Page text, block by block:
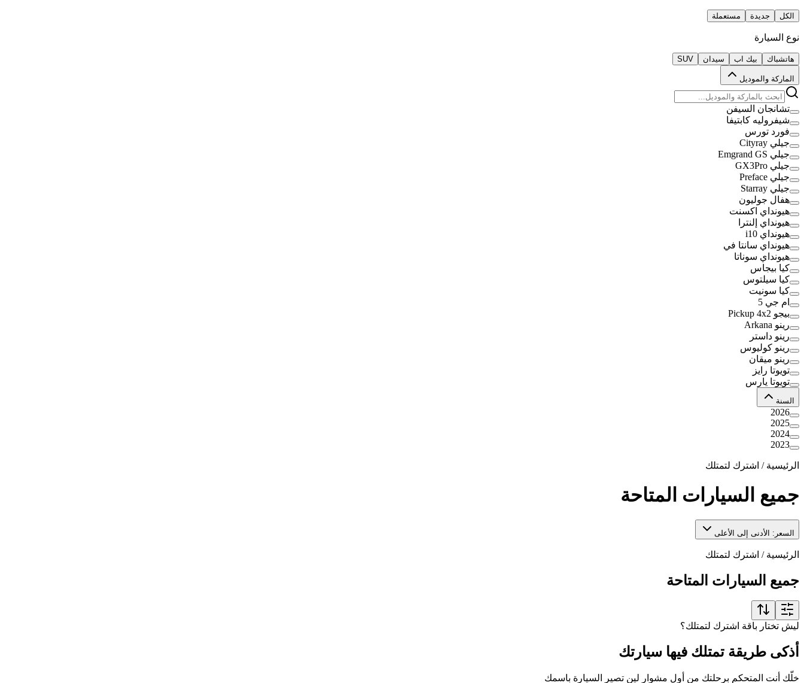
الكل جديدة مستعملة
نوع السيارة
هاتشباك بيك اب سيدان SUV
الماركة والموديل
تشانجان السيفن
شيفروليه كابتيفا
فورد تورس
جيلي Cityray
جيلي Emgrand GS
جيلي GX3Pro
جيلي Preface
جيلي Starray
هفال جوليون
هيونداي اكسنت
هيونداي إلنترا
هيونداي i10
هيونداي سانتا في
هيونداي سوناتا
كيا بيجاس
كيا سيلتوس
كيا سونيت
ام جي 5
بيجو Pickup 4x2
رينو Arkana
رينو داستر
رينو كوليوس
رينو ميقان
تويوتا رايز
تويوتا يارس
السنة
2026
2025
2024
2023
الرئيسية / اشترك لتمتلك
جميع السيارات المتاحة
السعر: الأدنى إلى الأعلى
الرئيسية / اشترك لتمتلك
جميع السيارات المتاحة
ليش تختار باقة اشترك لتمتلك؟
أذكى طريقة تمتلك فيها سيارتك
خلّك أنت المتحكم برحلتك من أول مشوار لين تصير السيارة باسمك